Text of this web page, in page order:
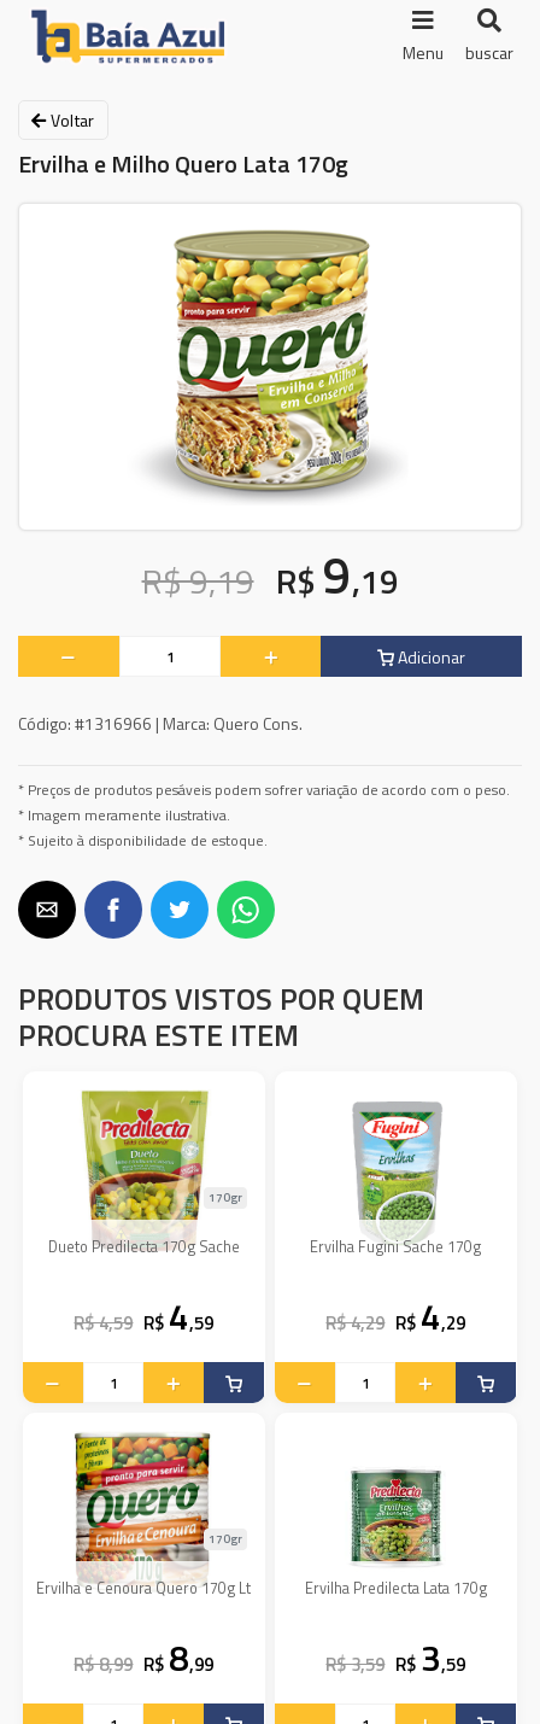
Menu buscar
Voltar
Ervilha e Milho Quero Lata 170g
R$ 9,19 R$ 9,19
Adicionar
Código:#1316966 | Marca: Quero Cons.
* Preços de produtos pesáveis podem sofrer variação de acordo com o peso.
* Imagem meramente ilustrativa.
* Sujeito à disponibilidade de estoque.
PRODUTOS VISTOS POR QUEM
PROCURA ESTE ITEM
Dueto Predilecta 170g Sache
170gr
R$ 4,59 R$ 4,59
Ervilha Fugini Sache 170g
R$ 4,29 R$ 4,29
Ervilha e Cenoura Quero 170g Lt
170gr
R$ 8,99 R$ 8,99
Ervilha Predilecta Lata 170g
R$ 3,59 R$ 3,59